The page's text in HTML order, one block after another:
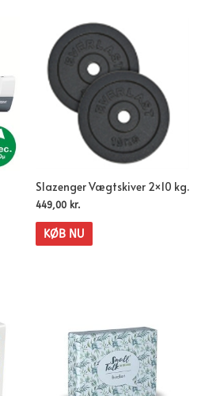
Slazenger Vægtskiver 2×10 kg.
449,00 kr.
KØB NU